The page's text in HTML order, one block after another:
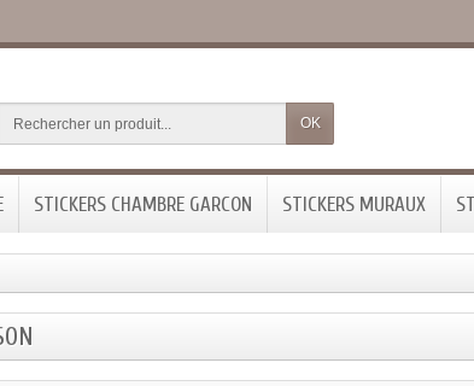
OK
STICKERS CHAMBRE GARCON STICKERS MURAUX